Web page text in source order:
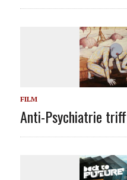
FILM
Anti-Psychiatrie